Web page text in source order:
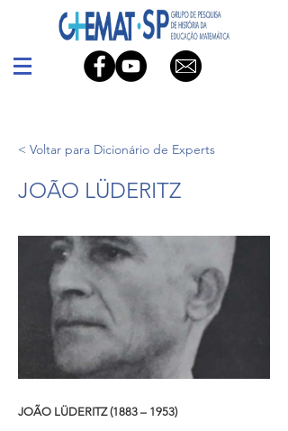
< Voltar para Dicionário de Experts
JOÃO LÜDERITZ
JOÃO LÜDERITZ (1883 – 1953)